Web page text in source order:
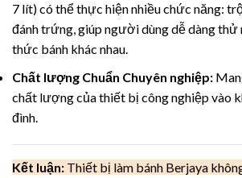
7 lít) có thể thực hiện nhiều chức năng:
đánh trứng, giúp người dùng dễ dàng thử
thức bánh khác nhau.
Chất lượng Chuẩn Chuyên nghiệp:
chất lượng của thiết bị công nghiệp vào
đình.
Kết luận: Thiết bị làm bánh Berjaya